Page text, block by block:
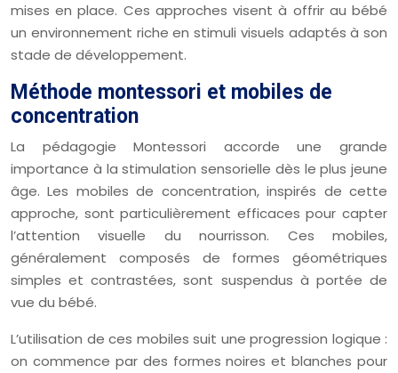
mises en place. Ces approches visent à offrir au bébé
un environnement riche en stimuli visuels adaptés à son
stade de développement.
Méthode montessori et mobiles de
concentration
La pédagogie Montessori accorde une grande
importance à la stimulation sensorielle dès le plus jeune
âge. Les mobiles de concentration, inspirés de cette
approche, sont particulièrement efficaces pour capter
l’attention visuelle du nourrisson. Ces mobiles,
généralement composés de formes géométriques
simples et contrastées, sont suspendus à portée de
vue du bébé.
L’utilisation de ces mobiles suit une progression logique :
on commence par des formes noires et blanches pour